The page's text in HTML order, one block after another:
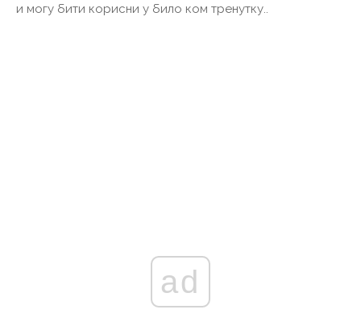
и могу бити корисни у било ком тренутку..
ad